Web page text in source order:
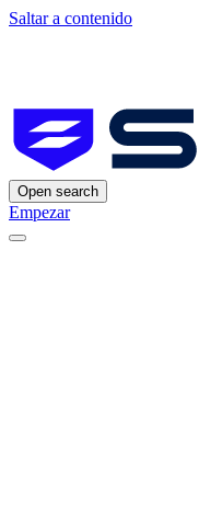
Saltar a contenido
Open search
Empezar